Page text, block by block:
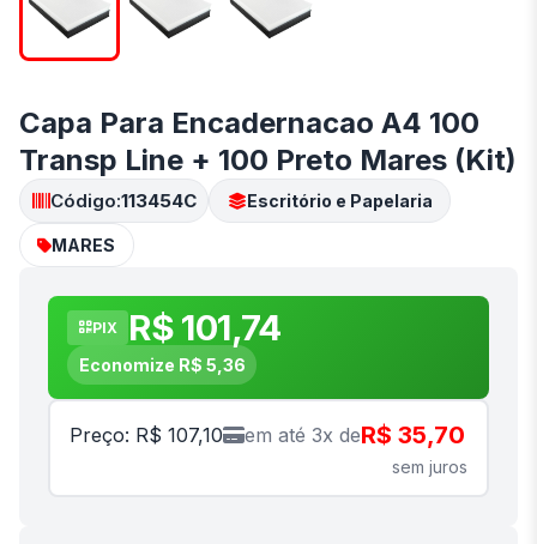
Capa Para Encadernacao A4 100
Transp Line + 100 Preto Mares (Kit)
Código:113454C Escritório e Papelaria
MARES
PIX R$ 101,74
Economize R$ 5,36
Preço: R$ 107,10 em até 3x deR$ 35,70
sem juros